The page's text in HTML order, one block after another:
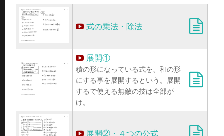
式の乗法・除法
展開①
積の形になっている式を、和の形
にする事を展開するという。展開
するで使える無敵の技は全部が
け。
展開②・４つの公式